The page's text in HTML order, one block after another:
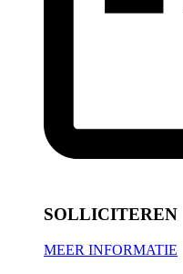
SOLLICITEREN
MEER INFORMATIE